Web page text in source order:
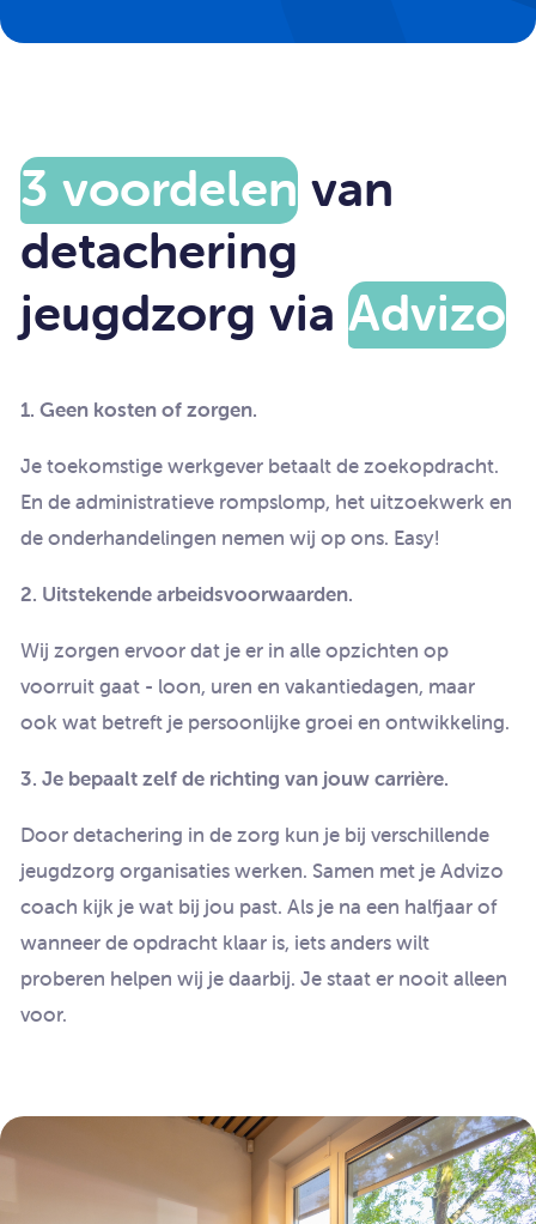
3 voordelen van
detachering
jeugdzorg via Advizo
1. Geen kosten of zorgen.
Je toekomstige werkgever betaalt de zoekopdracht.
En de administratieve rompslomp, het uitzoekwerk en
de onderhandelingen nemen wij op ons. Easy!
2. Uitstekende arbeidsvoorwaarden.
Wij zorgen ervoor dat je er in alle opzichten op
voorruit gaat - loon, uren en vakantiedagen, maar
ook wat betreft je persoonlijke groei en ontwikkeling.
3. Je bepaalt zelf de richting van jouw carrière.
Door detachering in de zorg kun je bij verschillende
jeugdzorg organisaties werken. Samen met je Advizo
coach kijk je wat bij jou past. Als je na een halfjaar of
wanneer de opdracht klaar is, iets anders wilt
proberen helpen wij je daarbij. Je staat er nooit alleen
voor.